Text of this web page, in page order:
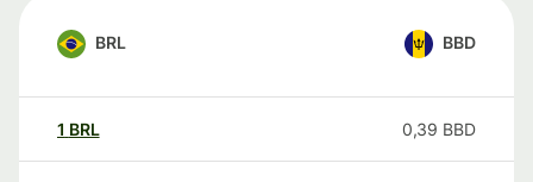
BRL BBD
1 BRL 0,39 BBD